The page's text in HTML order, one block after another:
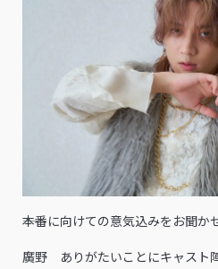
――本番に向けての意気込みをお聞か
廣野 ありがたいことにキャスト